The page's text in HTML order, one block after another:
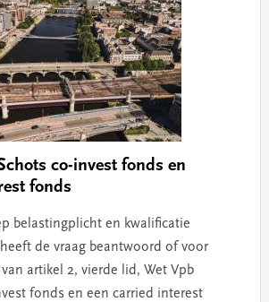
co-invest fonds en
fonds
belastingplicht en kwalificatie
de vraag beantwoord of voor
artikel 2, vierde lid, Wet Vpb
fonds en een carried interest